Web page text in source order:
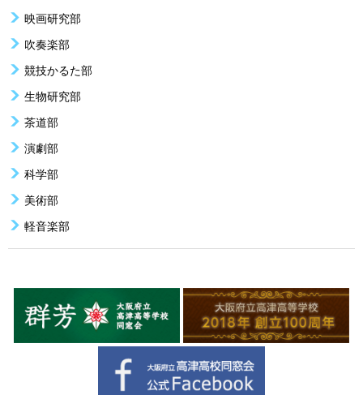
映画研究部
吹奏楽部
競技かるた部
生物研究部
茶道部
演劇部
科学部
美術部
軽音楽部